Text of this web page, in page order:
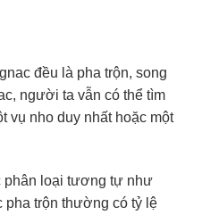
đều là pha trộn, song
người ta vẫn có thể tìm
vụ nho duy nhất hoặc một
phân loại tương tự như
pha trộn thường có tỷ lệ